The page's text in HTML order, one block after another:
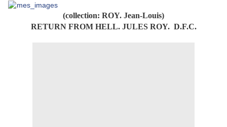
(collection: ROY. Jean-Louis)
RETURN FROM HELL. JULES ROY. D.F.C.